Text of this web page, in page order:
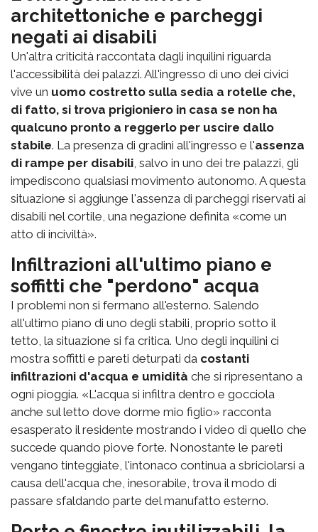
architettoniche e parcheggi
negati ai disabili
Un'altra criticità raccontata dagli inquilini riguarda
l'accessibilità dei palazzi. All'ingresso di uno dei civici
vive un uomo costretto sulla sedia a rotelle che,
di fatto, si trova prigioniero in casa se non ha
qualcuno pronto a reggerlo per uscire dallo
stabile. La presenza di gradini all'ingresso e l'assenza
di rampe per disabili , salvo in uno dei tre palazzi, gli
impediscono qualsiasi movimento autonomo. A questa
situazione si aggiunge l'assenza di parcheggi riservati ai
disabili nel cortile, una negazione definita «come un
atto di inciviltà».
Infiltrazioni all'ultimo piano e
soffitti che "perdono" acqua
I problemi non si fermano all'esterno. Salendo
all'ultimo piano di uno degli stabili, proprio sotto il
tetto, la situazione si fa critica. Uno degli inquilini ci
mostra soffitti e pareti deturpati da costanti
infiltrazioni d'acqua e umidità che si ripresentano a
ogni pioggia. «L'acqua si infiltra dentro e gocciola
anche sul letto dove dorme mio figlio» racconta
esasperato il residente mostrando i video di quello che
succede quando piove forte. Nonostante le pareti
vengano tinteggiate, l'intonaco continua a sbriciolarsi a
causa dell'acqua che, inesorabile, trova il modo di
passare sfaldando parte del manufatto esterno.